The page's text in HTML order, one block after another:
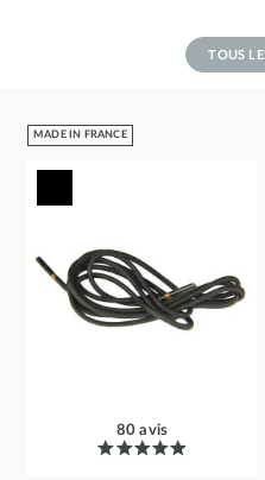
TOUS
MADE IN FRANCE
80 avis